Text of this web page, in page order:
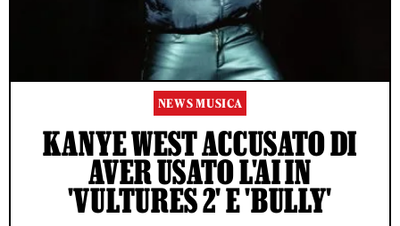
NEWS MUSICA
KANYE WEST ACCUSATO DI
AVER USATO L'AI IN
'VULTURES 2' E 'BULLY'